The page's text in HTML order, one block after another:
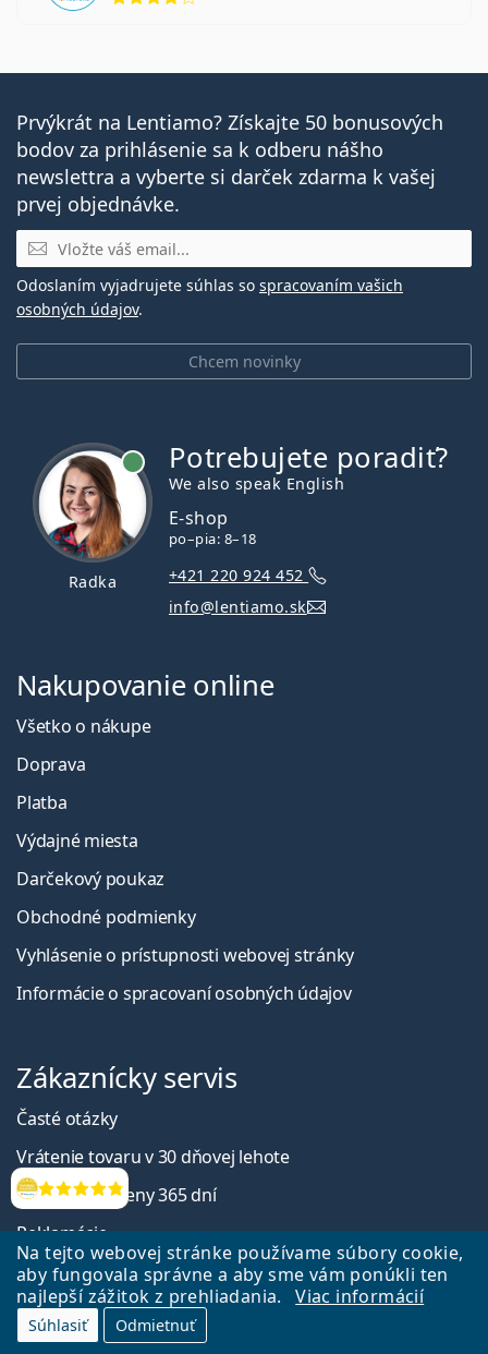
Na tejto webovej stránke používame súbory cookie,
aby fungovala správne a aby sme vám ponúkli ten
najlepší zážitok z prehliadania.
Viac informácií
Súhlasiť Odmietnuť
Hodnotenia
Prvýkrát na Lentiamo? Získajte 50 bonusových
bodov za prihlásenie sa k odberu nášho
newslettra a vyberte si darček zdarma k vašej
prvej objednávke.
E-mail
Chcem novinky
Odoslaním vyjadrujete súhlas so spracovaním vašich
osobných údajov.
Radka
Potrebujete poradiť?
We also speak English
E-shop
po–pia: 8–18
+421 220 924 452
info@lentiamo.sk
Nakupovanie online
Všetko o nákupe
Doprava
Platba
Výdajné miesta
Darčekový poukaz
Obchodné podmienky
Vyhlásenie o prístupnosti webovej stránky
Informácie o spracovaní osobných údajov
Zákaznícky servis
Časté otázky
Vrátenie tovaru v 30 dňovej lehote
Garancia výmeny 365 dní
Reklamácie
Klientská sekcia